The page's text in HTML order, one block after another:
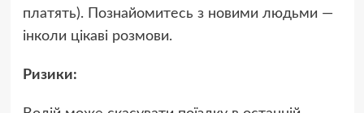
платять). Познайомитесь з новими людьми —
інколи цікаві розмови.
Ризики: